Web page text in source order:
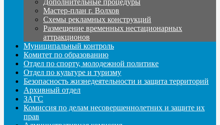
Мастер-план г. Волхов
Схемы рекламных конструкций
Размещение временных нестационарных
аттракционов
Муниципальный контроль
Комитет по образованию
Отдел по спорту, молодежной политике
Отдел по культуре и туризму
Безопасность жизнедеятельности и защита территорий
Архивный отдел
ЗАГС
Комиссия по делам несовершеннолетних и защите их
прав